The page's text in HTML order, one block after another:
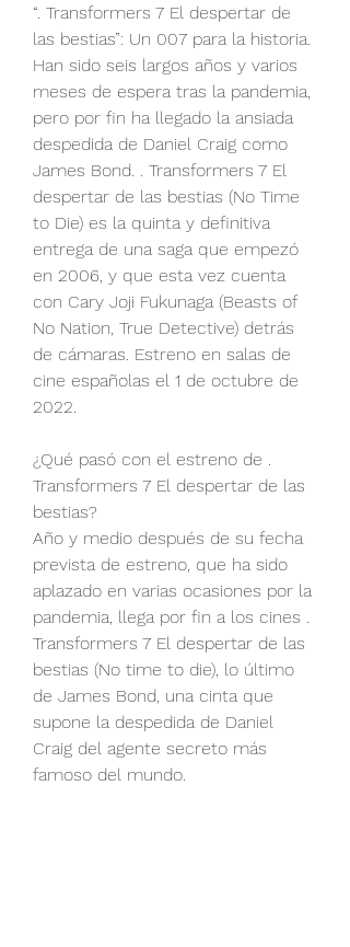
“. Transformers 7 El despertar de
las bestias”: Un 007 para la historia.
Han sido seis largos años y varios
meses de espera tras la pandemia,
pero por fin ha llegado la ansiada
despedida de Daniel Craig como
James Bond. . Transformers 7 El
despertar de las bestias (No Time
to Die) es la quinta y definitiva
entrega de una saga que empezó
en 2006, y que esta vez cuenta
con Cary Joji Fukunaga (Beasts of
No Nation, True Detective) detrás
de cámaras. Estreno en salas de
cine españolas el 1 de octubre de
2022.
¿Qué pasó con el estreno de .
Transformers 7 El despertar de las
bestias?
Año y medio después de su fecha
prevista de estreno, que ha sido
aplazado en varias ocasiones por la
pandemia, llega por fin a los cines .
Transformers 7 El despertar de las
bestias (No time to die), lo último
de James Bond, una cinta que
supone la despedida de Daniel
Craig del agente secreto más
famoso del mundo.